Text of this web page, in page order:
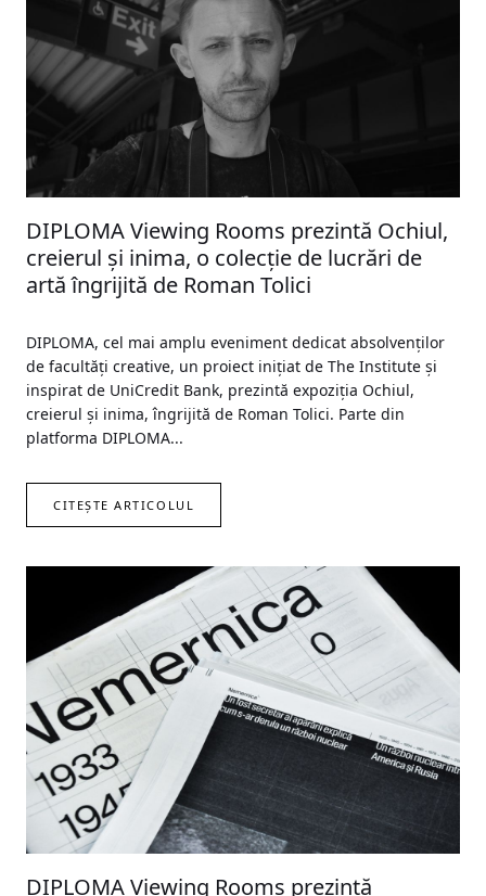
DIPLOMA Viewing Rooms prezintă Ochiul,
creierul și inima, o colecție de lucrări de
artă îngrijită de Roman Tolici
DIPLOMA, cel mai amplu eveniment dedicat absolvenților
de facultăți creative, un proiect inițiat de The Institute și
inspirat de UniCredit Bank, prezintă expoziția Ochiul,
creierul și inima, îngrijită de Roman Tolici. Parte din
platforma DIPLOMA...
CITEȘTE ARTICOLUL
DIPLOMA Viewing Rooms prezintă